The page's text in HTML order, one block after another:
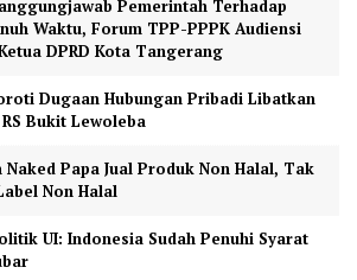
Pemerintah Terhadap
Waktu, Forum TPP-PPPK Audiensi
DPRD Kota Tangerang
Dugaan Hubungan Pribadi Libatkan
Bukit Lewoleba
Naked Papa Jual Produk Non Halal, Tak
Non Halal
UI: Indonesia Sudah Penuhi Syarat